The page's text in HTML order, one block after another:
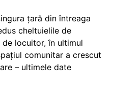
țară din întreaga
cheltuielile de
locuitor, în ultimul
comunitar a crescut
– ultimele date